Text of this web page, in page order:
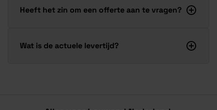
Heeft het zin om een offerte aan te vragen?
Wat is de actuele levertijd?